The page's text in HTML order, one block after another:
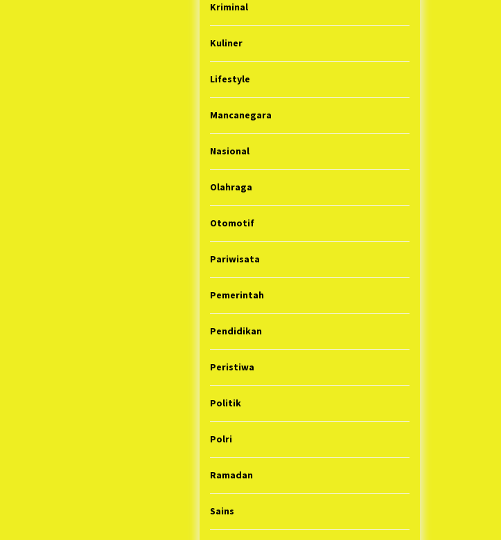
Kriminal
Kuliner
Lifestyle
Mancanegara
Nasional
Olahraga
Otomotif
Pariwisata
Pemerintah
Pendidikan
Peristiwa
Politik
Polri
Ramadan
Sains